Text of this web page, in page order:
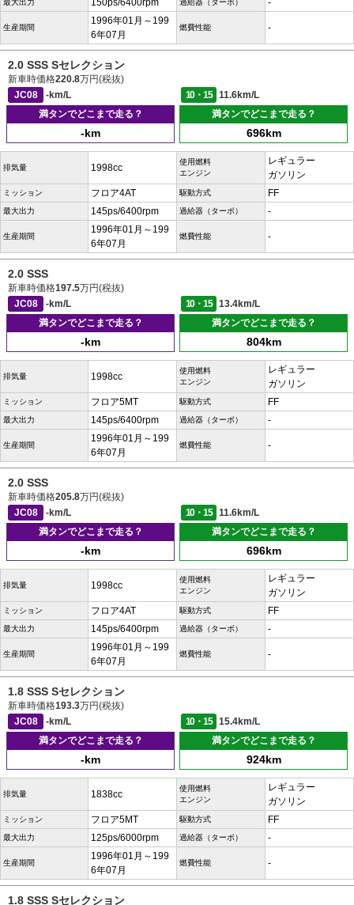
最大出力 150ps/6400rpm 過給器（ターボ） -
生産期間
1996年01月～199
6年07月
燃費性能 -
2.0 SSS Sセレクション
新車時価格220.8万円(税抜)
JC08
-km/L 10・15
11.6km/L
満タンでどこまで走る？
-km
満タンでどこまで走る？
696km
排気量 1998cc
使用燃料
エンジン
レギュラー
ガソリン
ミッション フロア4AT 駆動方式 FF
最大出力 145ps/6400rpm 過給器（ターボ） -
生産期間
1996年01月～199
6年07月
燃費性能 -
2.0 SSS
新車時価格197.5万円(税抜)
JC08
-km/L 10・15
13.4km/L
満タンでどこまで走る？
-km
満タンでどこまで走る？
804km
排気量 1998cc
使用燃料
エンジン
レギュラー
ガソリン
ミッション フロア5MT 駆動方式 FF
最大出力 145ps/6400rpm 過給器（ターボ） -
生産期間
1996年01月～199
6年07月
燃費性能 -
2.0 SSS
新車時価格205.8万円(税抜)
JC08
-km/L 10・15
11.6km/L
満タンでどこまで走る？
-km
満タンでどこまで走る？
696km
排気量 1998cc
使用燃料
エンジン
レギュラー
ガソリン
ミッション フロア4AT 駆動方式 FF
最大出力 145ps/6400rpm 過給器（ターボ） -
生産期間
1996年01月～199
6年07月
燃費性能 -
1.8 SSS Sセレクション
新車時価格193.3万円(税抜)
JC08
-km/L 10・15
15.4km/L
満タンでどこまで走る？
-km
満タンでどこまで走る？
924km
排気量 1838cc
使用燃料
エンジン
レギュラー
ガソリン
ミッション フロア5MT 駆動方式 FF
最大出力 125ps/6000rpm 過給器（ターボ） -
生産期間
1996年01月～199
6年07月
燃費性能 -
1.8 SSS Sセレクション